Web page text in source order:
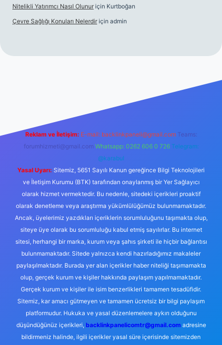
Nitelikli Yatırımcı Nasıl Olunur için Kurtboğan
Çevre Sağlığı Konuları Nelerdir için admin
Reklam ve İletişim: E-mail: backlinkpaneli@gmail.com Teams:
forumhizmeti@gmail.com Whatsapp: 0262 606 0 726 Telegram:
@karabul
Yasal Uyarı: Sitemiz, 5651 Sayılı Kanun gereğince Bilgi Teknolojileri
ve İletişim Kurumu (BTK) tarafından onaylanmış bir Yer Sağlayıcı
olarak hizmet vermektedir. Bu nedenle, sitedeki içerikleri proaktif
olarak denetleme veya araştırma yükümlülüğümüz bulunmamaktadır.
Ancak, üyelerimiz yazdıkları içeriklerin sorumluluğunu taşımakta olup,
siteye üye olarak bu sorumluluğu kabul etmiş sayılırlar. Bu internet
sitesi, herhangi bir marka, kurum veya şahıs şirketi ile hiçbir bağlantısı
bulunmamaktadır. Sitede yalnızca kendi hazırladığımız makaleler
paylaşılmaktadır. Burada yer alan içerikler haber niteliği taşımamakta
olup, gerçek kurum ve kişiler hakkında paylaşım yapılmamaktadır.
Gerçek kurum ve kişiler ile isim benzerlikleri tamamen tesadüfidir.
Sitemiz, kar amacı gütmeyen ve tamamen ücretsiz bir bilgi paylaşım
platformudur. Hukuka ve yasal düzenlemelere aykırı olduğunu
düşündüğünüz içerikleri, backlinkpanelicomtr@gmail.comadresine
bildirmeniz halinde, ilgili içerikler yasal süre içerisinde sitemizden